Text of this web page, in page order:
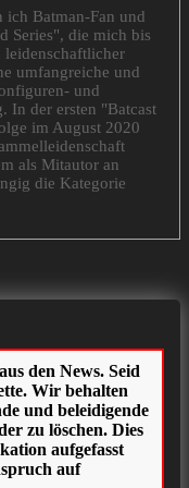
ich Batman-Fan und
Series", die mich bis
leidenschaftlicher
umfangreiche und
und
In der ersten "Batcast
im August 2020
als Mitautor an
die Kategorie